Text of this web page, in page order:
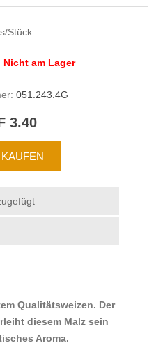
Stück
Nicht am Lager
051.243.4G
3.40
Qualitätsweizen. Der
diesem Malz sein
Aroma.